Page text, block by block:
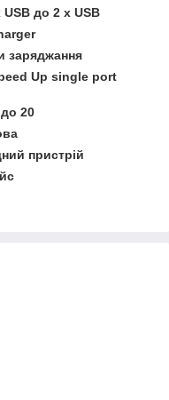
USB до 2 x USB
заряджання
Up single port
20
пристрій